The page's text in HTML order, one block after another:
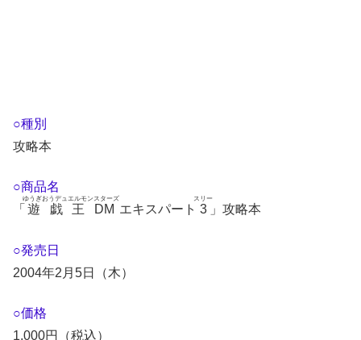
○種別
攻略本
○商品名
「 遊戯王DM
ゆうぎおうデュエルモンスターズ
エキスパート 3
スリー
」攻略本
○発売日
2004年2月5日（木）
○価格
1,000円（税込）